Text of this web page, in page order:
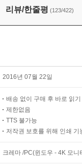
리뷰/한줄평 (123/422)
2016년 07월 22일
배송 없이 구매 후 바로 읽기
제한없음
TTS 불가능
저작권 보호를 위해 인쇄 기
크레마 /PC(윈도우 - 4K 모